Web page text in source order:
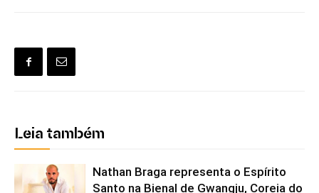
Leia também
Nathan Braga representa o Espírito
Santo na Bienal de Gwangju, Coreia do